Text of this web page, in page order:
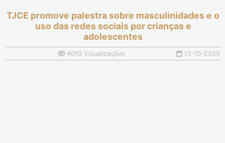
TJCE promove palestra sobre masculinidades e o
uso das redes sociais por crianças e
adolescentes
4010 Visualizações 13-10-2025